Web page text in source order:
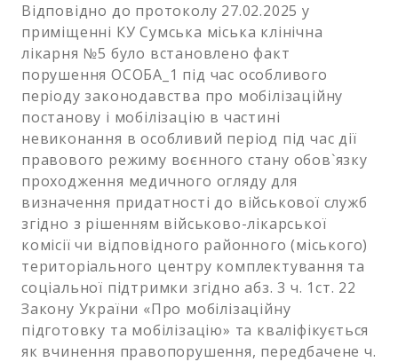
Відповідно до протоколу 27.02.2025 у
приміщенні КУ Сумська міська клінічна
лікарня №5 було встановлено факт
порушення ОСОБА_1 під час особливого
періоду законодавства про мобілізаційну
постанову і мобілізацію в частині
невиконання в особливий період під час дії
правового режиму воєнного стану обов`язку
проходження медичного огляду для
визначення придатності до військової служб
згідно з рішенням військово-лікарської
комісії чи відповідного районного (міського)
територіального центру комплектування та
соціальної підтримки згідно абз. 3 ч. 1ст. 22
Закону України «Про мобілізаційну
підготовку та мобілізацію» та кваліфікується
як вчинення правопорушення, передбачене ч.